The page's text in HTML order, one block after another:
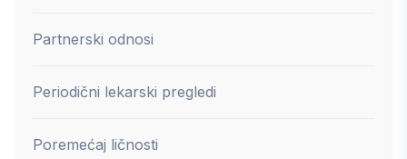
Partnerski odnosi
Periodični lekarski pregledi
Poremećaj ličnosti